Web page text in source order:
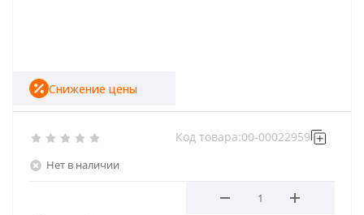
Нет в наличии
Код товара:00-00022959
Снижение цены